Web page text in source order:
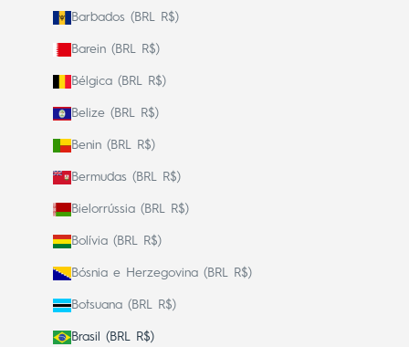
Barbados (BRL R$)
Barein (BRL R$)
Bélgica (BRL R$)
Belize (BRL R$)
Benin (BRL R$)
Bermudas (BRL R$)
Bielorrússia (BRL R$)
Bolívia (BRL R$)
Bósnia e Herzegovina (BRL R$)
Botsuana (BRL R$)
Brasil (BRL R$)